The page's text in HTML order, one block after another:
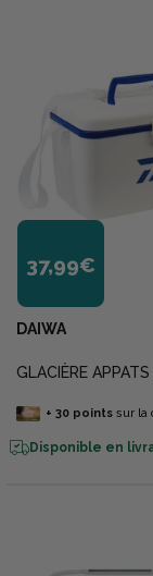
37,99€
DAIWA
GLACIÈRE APPATS
+ 30pointssur la
Disponible en